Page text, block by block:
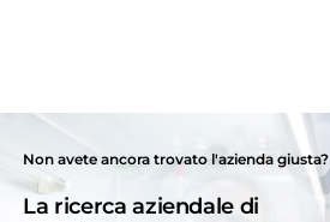
Non avete ancora trovato l'azienda giusta?
La ricerca aziendale di